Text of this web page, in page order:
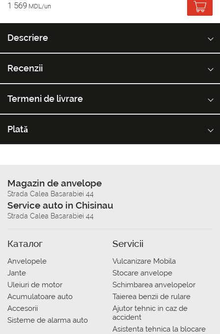
1 569 MDL/un
Descriere
Recenzii
Termeni de livrare
Plată
Magazin de anvelope
Strada Calea Basarabiei 44
Service auto in Chisinau
Strada Calea Basarabiei 44
Каталог
Anvelopele
Jante
Uleiuri de motor
Acumulatoare auto
Accesorii
Sisteme de alarma auto
Servicii
Vulcanizare Mobila
Stocare anvelope
Schimbarea anvelopelor
Taierea benzii de rulare
Ajutor tehnic in caz de
accident
Asistenta tehnica la blocare